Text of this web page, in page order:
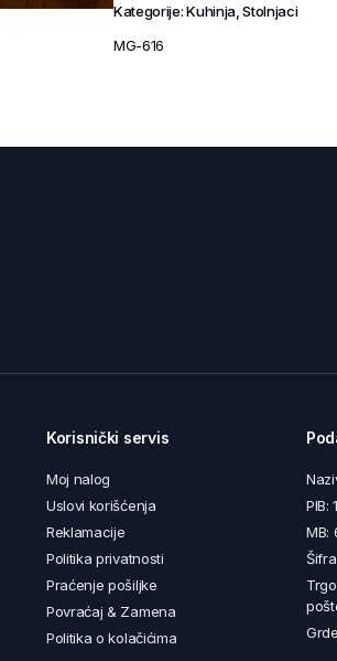
Kategorije:Kuhinja,Stolnjaci
MG-616
Korisnički servis
Moj nalog
Uslovi korišćenja
Reklamacije
Politika privatnosti
Praćenje pošiljke
Povraćaj & Zamena
Politika o kolačićima
PIB:
MB: